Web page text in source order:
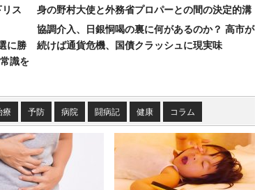
ス
に勝
識を
身の野村大使と外務省プロパーとの間の決定的溝
協調介入、日銀恫喝の裏に何があるのか？ 高市が
続けば通貨危機、国債クラッシュに現実味
療 予防 病院 闘病記 健康 コラム